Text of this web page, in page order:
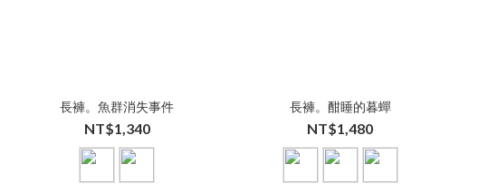
長褲。魚群消失事件
NT$1,340
長褲。酣睡的暮蟬
NT$1,480